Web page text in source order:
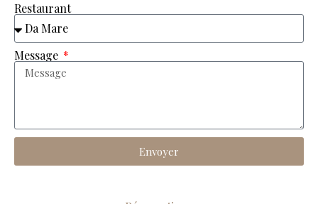
Restaurant
Message
Envoyer